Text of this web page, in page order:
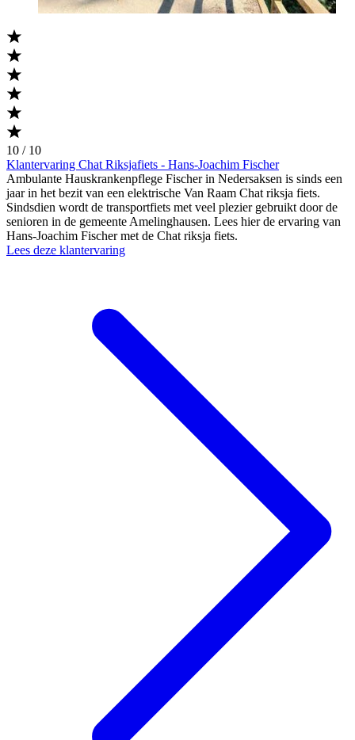
10 / 10
Klantervaring Chat Riksjafiets - Hans-Joachim Fischer
Ambulante Hauskrankenpflege Fischer in Nedersaksen is sinds een
jaar in het bezit van een elektrische Van Raam Chat riksja fiets.
Sindsdien wordt de transportfiets met veel plezier gebruikt door de
senioren in de gemeente Amelinghausen. Lees hier de ervaring van
Hans-Joachim Fischer met de Chat riksja fiets.
Lees deze klantervaring